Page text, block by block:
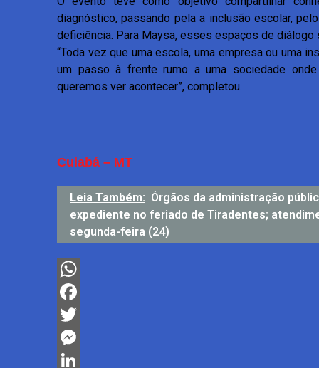
diagnóstico, passando pela a inclusão escolar,
deficiência. Para Maysa, esses espaços de
“Toda vez que uma escola, uma empresa ou uma
um passo à frente rumo a uma sociedade
queremos ver acontecer”, completou.
Cuiabá – MT
Leia Também: Órgãos da administração
expediente no feriado de Tiradentes;
segunda-feira (24)
WhatsApp
Facebook
Twitter
Messenger